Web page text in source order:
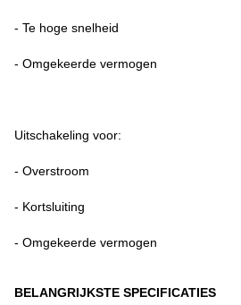
- Te hoge snelheid
- Omgekeerde vermogen
Uitschakeling voor:
- Overstroom
- Kortsluiting
- Omgekeerde vermogen
BELANGRIJKSTE SPECIFICATIES